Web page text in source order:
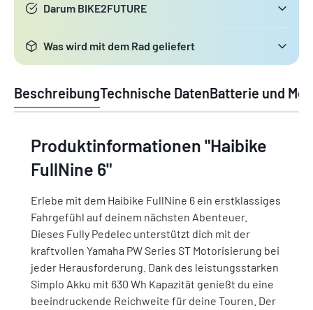
Darum BIKE2FUTURE
Was wird mit dem Rad geliefert
BeschreibungTechnische DatenBatterie und
Produktinformationen "Haibike
FullNine 6"
Erlebe mit dem Haibike FullNine 6 ein erstklassiges
Fahrgefühl auf deinem nächsten Abenteuer.
Dieses Fully Pedelec unterstützt dich mit der
kraftvollen Yamaha PW Series ST Motorisierung bei
jeder Herausforderung. Dank des leistungsstarken
Simplo Akku mit 630 Wh Kapazität genießt du eine
beeindruckende Reichweite für deine Touren. Der